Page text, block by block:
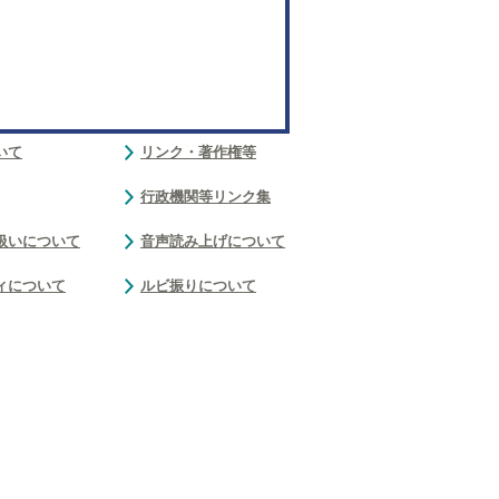
て
いについて
について
リンク・著作権等
行政機関等リンク集
音声読み上げについて
ルビ振りについて